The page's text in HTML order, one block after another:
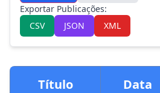
Exportar Publicações:
CSV
JSON XML
Título Data